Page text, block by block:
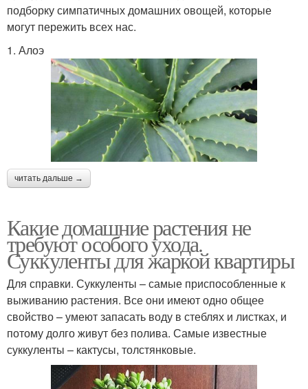
подборку симпатичных домашних овощей, которые
могут пережить всех нас.
1. Алоэ
читать дальше →
Какие домашние растения не
требуют особого ухода.
Суккуленты для жаркой квартиры
Для справки. Суккуленты – самые приспособленные к
выживанию растения. Все они имеют одно общее
свойство – умеют запасать воду в стеблях и листках, и
потому долго живут без полива. Самые известные
суккуленты – кактусы, толстянковые.